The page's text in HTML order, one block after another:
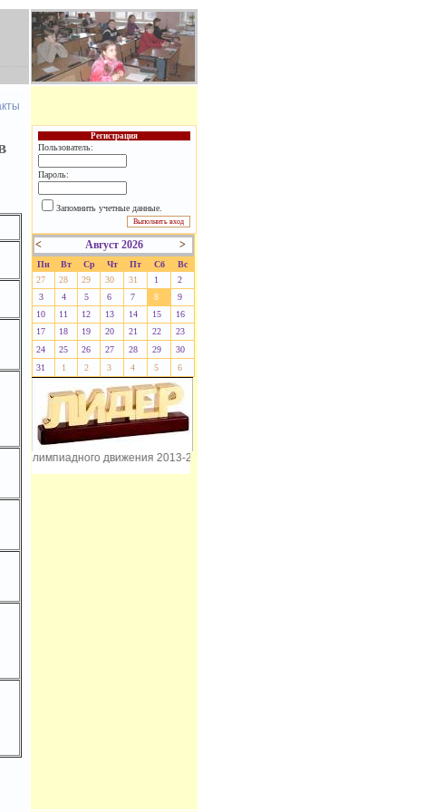
Регистрация
Пользователь:
Пароль:
Запомнить учетные данные.
< Август 2026 >
Пн Вт Ср Чт Пт Сб
Вс
27
28 29 30 31 1
2
3
4 5 6 7 8
9
10
11 12 13 14 15
16
17
18 19 20 21 22
23
24
25 26 27 28 29
30
31
1 2 3 4 5 6
олимпиадного движения 2013-2016 гг.